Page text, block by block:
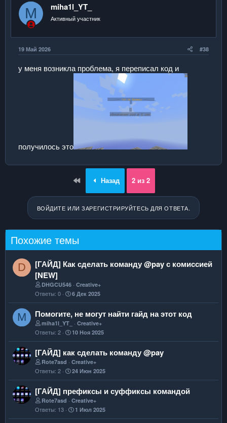
M miha1l_YT_
Активный участник
19 Май 2026 #38
у меня возникла проблема, я переписал код и
получилось это
First Назад 2 из 2
ВОЙДИТЕ ИЛИ ЗАРЕГИСТРИРУЙТЕСЬ ДЛЯ ОТВЕТА.
Похожие темы
D
[ГАЙД] Как сделать команду @pay с комиссией
[NEW]
DHGCU546 Creative+
Ответы 0 6 Дек 2025
M Помогите, не могут найти гайд на этот код
miha1l_YT_ Creative+
Ответы 2 10 Ноя 2025
[ГАЙД] как сделать команду @pay
Rote7asd Creative+
Ответы 2 24 Июн 2025
[ГАЙД] префиксы и суффиксы командой
Rote7asd Creative+
Ответы 13 1 Июл 2025